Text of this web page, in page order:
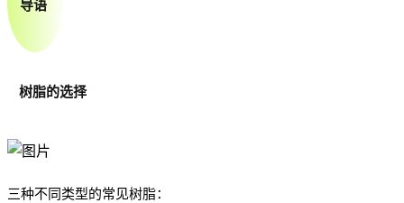
导语
树脂的选择
三种不同类型的常见树脂：